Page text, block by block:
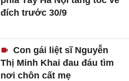
đích trước 30/9
Con gái liệt sĩ Nguyễn
Thị Minh Khai đau đáu tìm
nơi chôn cất mẹ